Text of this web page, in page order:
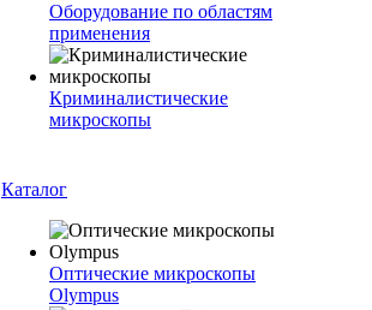
Оборудование по областям
применения
Криминалистические
микроскопы
Каталог
Оптические микроскопы
Olympus